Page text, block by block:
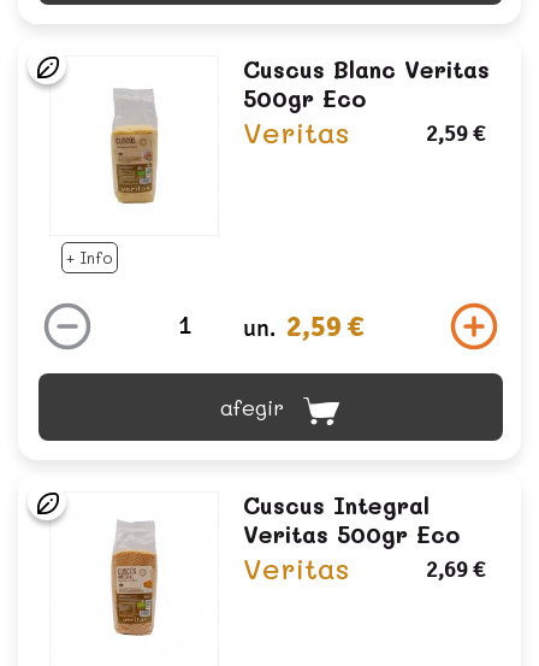
+ Info
Cuscus Blanc Veritas
500gr Eco
Veritas 2,59 €
un. 2,59 €
afegir
Cuscus Integral
Veritas 500gr Eco
Veritas 2,69 €